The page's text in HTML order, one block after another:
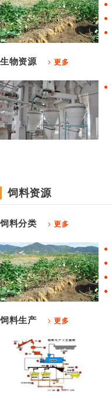
生物资源 更多
饲料资源
饲料分类 更多
饲料生产 更多